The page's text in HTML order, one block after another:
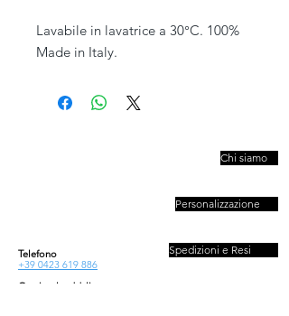
Lavabile in lavatrice a 30°C. 100%
Made in Italy.
Telefono
+39 0423 619 886
Orario al pubblico
Chi siamo
Personalizzazione
Spedizioni e Resi